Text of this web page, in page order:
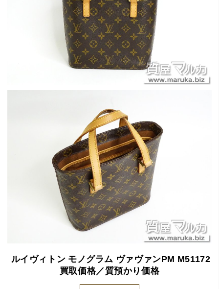
ルイヴィトン モノグラム ヴァヴァンPM M51172
買取価格／質預かり価格